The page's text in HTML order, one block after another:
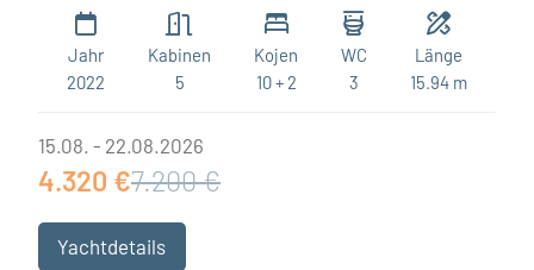
Jahr
2022
Kabinen
5
Kojen
10 + 2
WC
3
Länge
15.94 m
15.08. - 22.08.2026
4.320 €7.200 €
Yachtdetails